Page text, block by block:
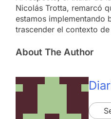
Nicolás Trotta, remarcó
estamos implementando
trascender el contexto
About The Author